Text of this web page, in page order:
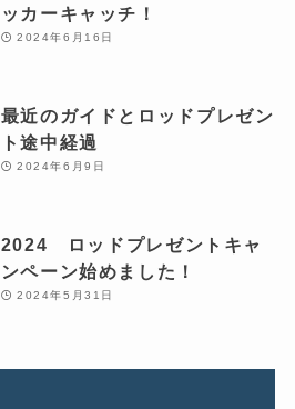
ッカーキャッチ！
2024年6月16日
最近のガイドとロッドプレゼン
ト途中経過
2024年6月9日
2024 ロッドプレゼントキャ
ンペーン始めました！
2024年5月31日